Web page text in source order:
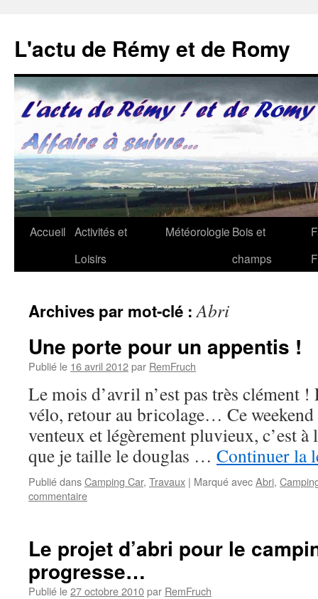
contenu
L'actu de Rémy et de Romy
Accueil Activités et
Loisirs
Météorologie Bois et
champs
Archives par mot-clé :Abri
Une porte pour un appentis !
Publié le 16 avril 2012par RemFruch
Le mois d’avril n’est pas très clément !
vélo, retour au bricolage… Ce
venteux et légèrement pluvieux, c’est à
que je taille le douglas … Continuer la
Publié dansCamping Car, Travaux | Marqué avecAbri,
commentaire
Le projet d’abri pour le
progresse…
Publié le27 octobre 2010par RemFruch